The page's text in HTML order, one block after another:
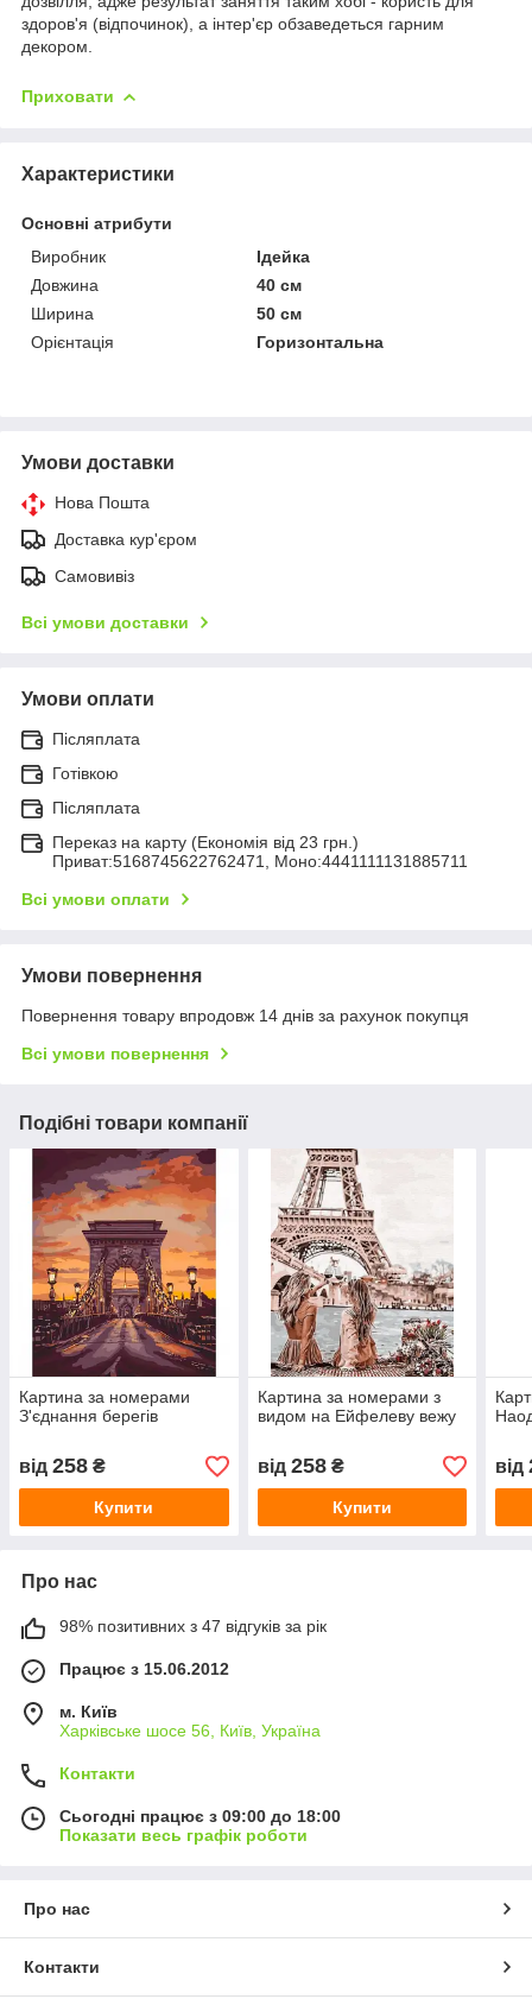
здоров'я (відпочинок), а інтер'єр обзаведеться гарним
декором.
Приховати
Характеристики
Основні атрибути
Виробник
Ідейка
Довжина
40 см
Ширина
50 см
Орієнтація
Горизонтальна
Умови доставки
Нова Пошта
Доставка кур'єром
Самовивіз
Всі умови доставки
Умови оплати
Післяплата
Готівкою
Післяплата
Переказ на карту (Економія від 23 грн.)
Приват:5168745622762471, Моно:4441111131885711
Всі умови оплати
Умови повернення
Повернення товару впродовж 14 днів за рахунок покупця
Всі умови повернення
Подібні товари компанії
Картина за номерами
З'єднання берегів
від 258 ₴
Купити
Картина за номерами з
видом на Ейфелеву вежу
від 258₴
Купити
від
Про нас
98% позитивних з 47 відгуків за рік
Працює з 15.06.2012
м. Київ
Харківське шосе 56, Київ, Україна
Контакти
Сьогодні працює з 09:00 до 18:00
Показати весь графік роботи
Про нас
Контакти